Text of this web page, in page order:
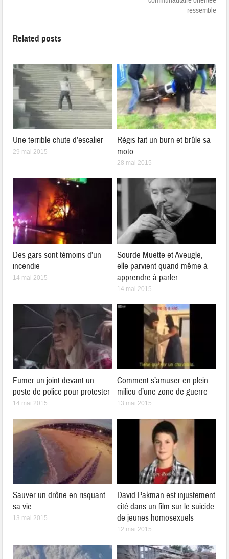
ressemble
Related posts
Une terrible chute d’escalier
29 mai 2015
Régis fait un burn et brûle sa
moto
28 mai 2015
Des gars sont témoins d’un
incendie
14 mai 2015
Sourde Muette et Aveugle,
elle parvient quand même à
apprendre à parler
14 mai 2015
Fumer un joint devant un
poste de police pour protester
14 mai 2015
Comment s’amuser en plein
milieu d’une zone de guerre
13 mai 2015
Sauver un drône en risquant
sa vie
13 mai 2015
David Pakman est injustement
cité dans un film sur le suicide
de jeunes homosexuels
12 mai 2015